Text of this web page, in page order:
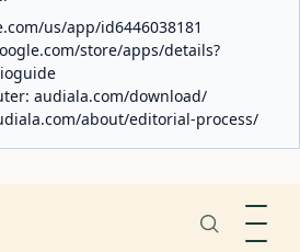
us/app/id6446038181
store/apps/details?
audiala.com/download/
about/editorial-process/